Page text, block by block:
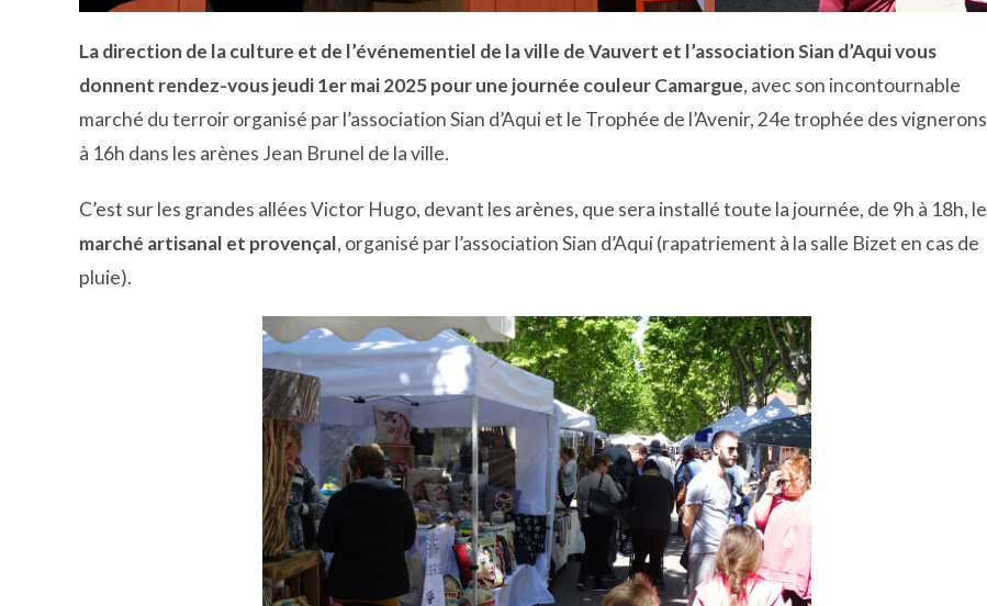
La direction de la culture et de l’événementiel de la ville de Vauvert et l’association Sian d’Aqui vous
donnent rendez-vous jeudi 1er mai 2025 pour une journée couleur Camargue, avec son incontournable
marché du terroir organisé par l’association Sian d’Aqui et le Trophée de l’Avenir, 24e trophée des vignerons
à 16h dans les arènes Jean Brunel de la ville.
C’est sur les grandes allées Victor Hugo, devant les arènes, que sera installé toute la journée, de 9h à 18h, le
marché artisanal et provençal, organisé par l’association Sian d’Aqui (rapatriement à la salle Bizet en cas de
pluie).